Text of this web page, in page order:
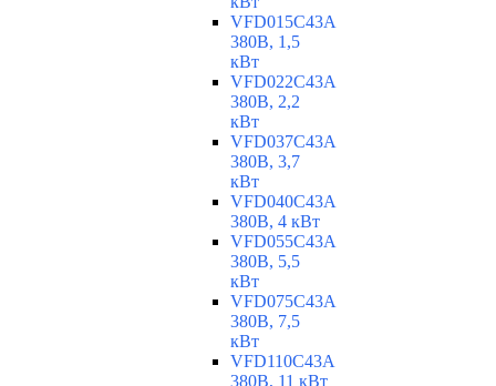
VFD015C43A
380В, 1,5
кВт
VFD022C43A
380В, 2,2
кВт
VFD037C43A
380В, 3,7
кВт
VFD040C43A
380В, 4 кВт
VFD055C43A
380В, 5,5
кВт
VFD075C43A
380В, 7,5
кВт
VFD110C43A
380В, 11 кВт